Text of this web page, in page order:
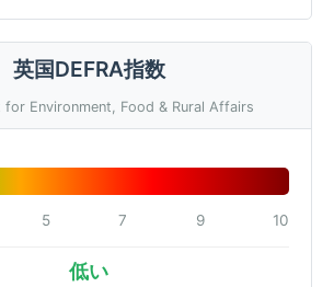
英国DEFRA指数
for Environment, Food & Rural Affairs
5 7 9 10
低い